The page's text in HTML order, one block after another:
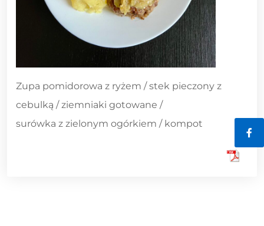
Zupa pomidorowa z ryżem / stek pieczony z
cebulką / ziemniaki gotowane /
surówka z zielonym ogórkiem / kompot